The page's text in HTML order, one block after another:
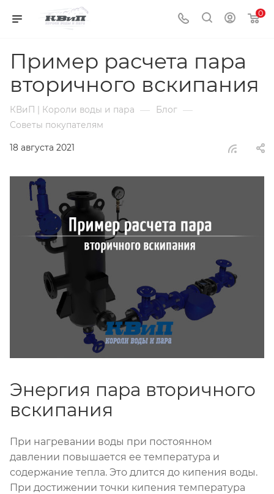
0
Пример расчета пара
вторичного вскипания
КВиП | Короли воды и пара — Блог —
Советы покупателям
18 августа 2021
Энергия пара вторичного
вскипания
При нагревании воды при постоянном
давлении повышается ее температура и
содержание тепла. Это длится до кипения воды.
При достижении точки кипения температура